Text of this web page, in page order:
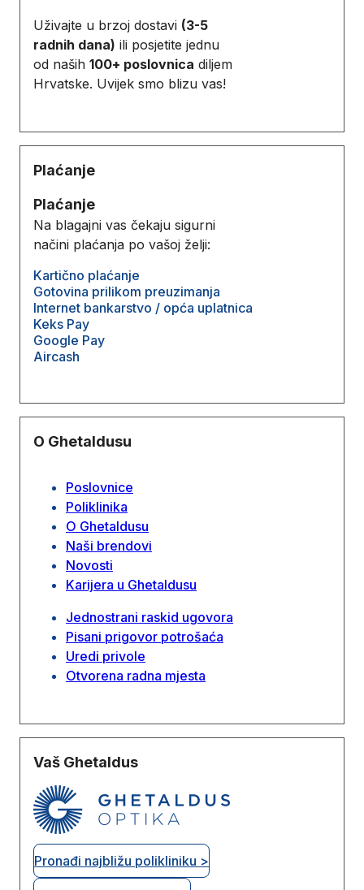
Uživajte u brzoj dostavi (3-5
radnih dana) ili posjetite jednu
od naših 100+ poslovnica diljem
Hrvatske. Uvijek smo blizu vas!
Plaćanje
Plaćanje
Na blagajni vas čekaju sigurni
načini plaćanja po vašoj želji:
Kartično plaćanje
Gotovina prilikom preuzimanja
Internet bankarstvo / opća uplatnica
Keks Pay
Google Pay
Aircash
O Ghetaldusu
Poslovnice
Poliklinika
O Ghetaldusu
Naši brendovi
Novosti
Karijera u Ghetaldusu
Jednostrani raskid ugovora
Pisani prigovor potrošaća
Uredi privole
Otvorena radna mjesta
Vaš Ghetaldus
Pronađi najbližu polikliniku >